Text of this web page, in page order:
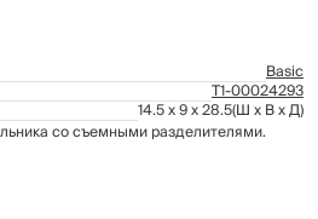
Basic
Т1-00024293
14.5 x 9 x 28.5(Ш x В x Д)
со съемными разделителями.